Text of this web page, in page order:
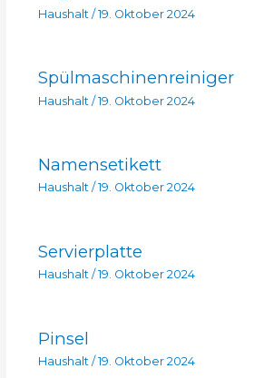
Haushalt / 19. Oktober 2024
Spülmaschinenreiniger
Haushalt /19. Oktober 2024
Namensetikett
Haushalt/ 19. Oktober 2024
Servierplatte
Haushalt/ 19. Oktober 2024
Pinsel
Haushalt/ 19. Oktober 2024